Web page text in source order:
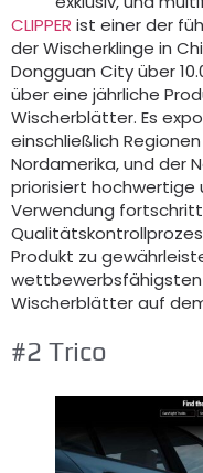
CLIPPER ist einer der
der Wischerklinge in
Dongguan City über
über eine jährliche
Wischerblätter. Es
einschließlich
Nordamerika, und der
priorisiert hochwertige
Verwendung
Produkt zu
Wischerblätter auf
#2 Trico